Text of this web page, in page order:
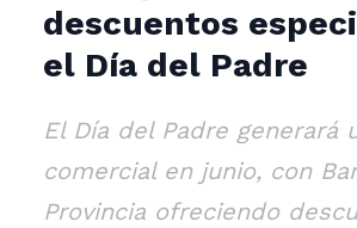
descuentos
el Día del Padre
El Día del Padre generará
comercial en junio, con
Provincia ofreciendo